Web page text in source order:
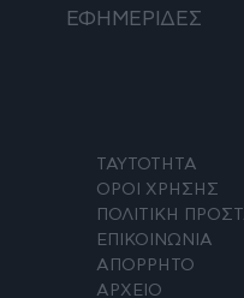
ΕΦΗΜΕΡΙΔΕΣ
ΤΑΥΤΟΤΗΤΑ
ΟΡΟΙ ΧΡΗΣΗΣ
ΠΟΛΙΤΙΚΗ
ΕΠΙΚΟΙΝΩΝΙΑ
ΑΠΟΡΡΗΤΟ
ΑΡΧΕΙΟ